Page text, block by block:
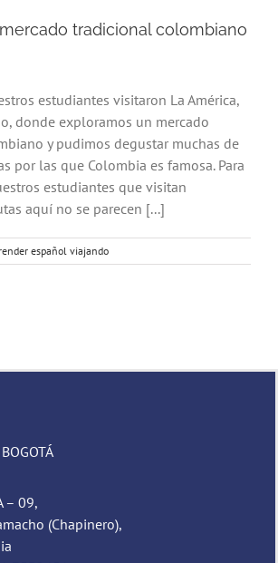
tradicional colombiano
estudiantes visitaron La América,
donde exploramos un mercado
y pudimos degustar muchas de
por las que Colombia es famosa. Para
estudiantes que visitan
aquí no se parecen [...]
español viajando
– 09,
(Chapinero),